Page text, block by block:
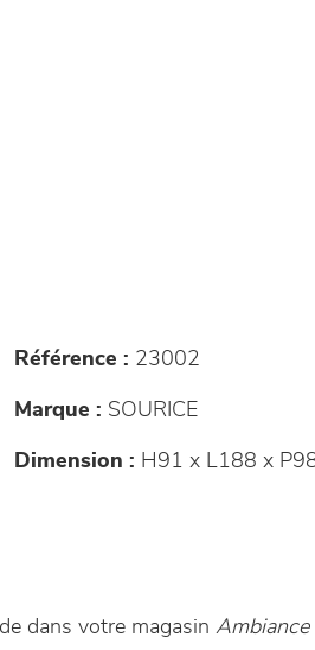
Référence : 23002
Marque : SOURICE
Dimension : H91 x L188 x
dans votre magasin